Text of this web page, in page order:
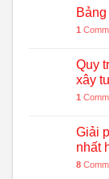
1
Quy
xây
1
Giải
nhất
8